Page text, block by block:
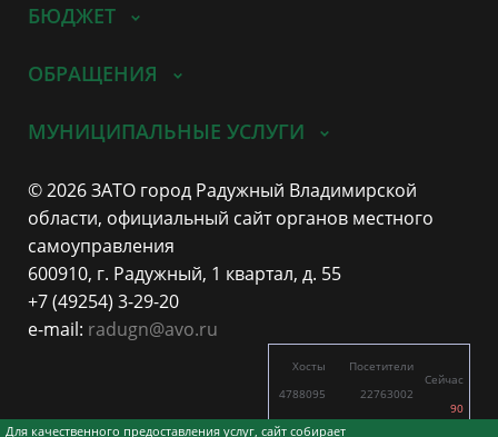
Для качественного предоставления услуг, сайт собирает
БЮДЖЕТ
ОБРАЩЕНИЯ
МУНИЦИПАЛЬНЫЕ УСЛУГИ
© 2026 ЗАТО город Радужный Владимирской
области, официальный сайт органов местного
самоуправления
600910, г. Радужный, 1 квартал, д. 55
+7 (49254) 3-29-20
e-mail: radugn@avo.ru
Хосты
4788095
5707
Посетители
22763002
11341
Сейчас
90